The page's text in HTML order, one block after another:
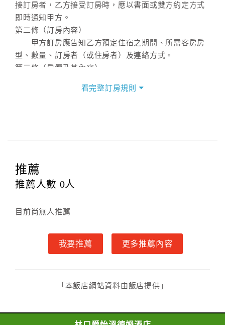
接訂房者，乙方接受訂房時，應以書面或雙方約定方式
即時通知甲方。
第二條（訂房內容）
甲方訂房應告知乙方預定住宿之期間、所需客房房
型、數量、訂房者（或住房者）及連絡方式。
第三條（房價及其內容）
量及房價，並應依第一條約定通知甲方，且非經甲方同
甲方入住及退房之時間依飯店現場規定。但甲、乙
雙方另有約定者，從其約定。第五條（付款方式）
式。
房費30%為定金
第七條（甲方解約時定金之退還）
準返還已繳之定金金額：
二、甲方解約通知於預定住宿日前第十日至第十三日到
看完整訂房規則
推薦
推薦人數 0人
目前尚無人推薦
我要推薦 更多推薦內容
「本飯店網站資料由飯店提供」